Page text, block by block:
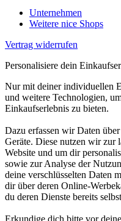
Unternehmen
Weitere nice Shops
Vertrag widerrufen
Personalisiere dein
Nur mit deiner individuellen
und weitere Technologien,
Einkaufserlebnis zu bieten.
Dazu erfassen wir Daten
Geräte. Diese nutzen wir zur
Website und um dir
sowie zur Analyse der
deine verschlüsselten Daten
dir über deren Online-
du deren Dienste bereits